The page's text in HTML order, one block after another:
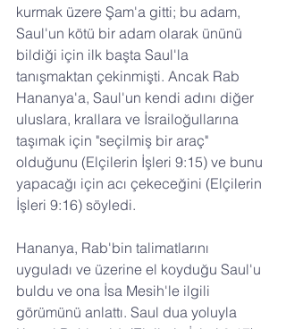
kurmak üzere Şam'a gitti; bu adam,
Saul'un kötü bir adam olarak ününü
bildiği için ilk başta Saul'la
tanışmaktan çekinmişti. Ancak Rab
Hananya'a, Saul'un kendi adını diğer
uluslara, krallara ve İsrailoğullarına
taşımak için "seçilmiş bir araç"
olduğunu (Elçilerin İşleri 9:15) ve bunu
yapacağı için acı çekeceğini (Elçilerin
İşleri 9:16) söyledi.
Hananya, Rab'bin talimatlarını
uyguladı ve üzerine el koyduğu Saul'u
buldu ve ona İsa Mesih'le ilgili
görümünü anlattı. Saul dua yoluyla